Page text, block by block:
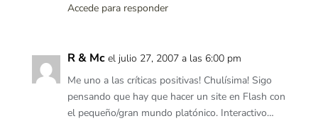
Accede para responder
R & Mc el julio 27, 2007 a las 6:00 pm
Me uno a las críticas positivas! Chulísima! Sigo
pensando que hay que hacer un site en Flash con
el pequeño/gran mundo platónico. Interactivo…